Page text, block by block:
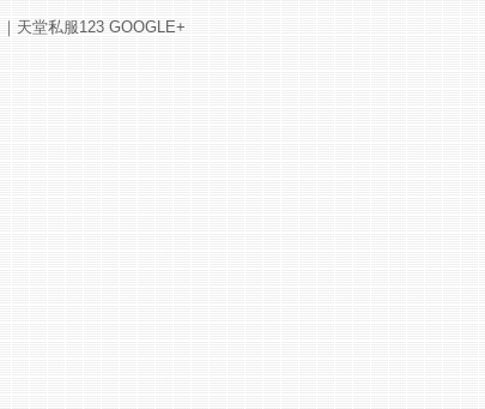
｜ 天堂私服123 GOOGLE+